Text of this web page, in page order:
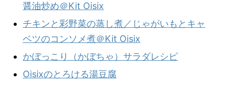
醤油炒め＠Kit Oisix
チキンと彩野菜の蒸し煮／じゃがいもとキャ
ベツのコンソメ煮＠Kit Oisix
かぼっこり（かぼちゃ）サラダレシピ
Oisixのとろける湯豆腐